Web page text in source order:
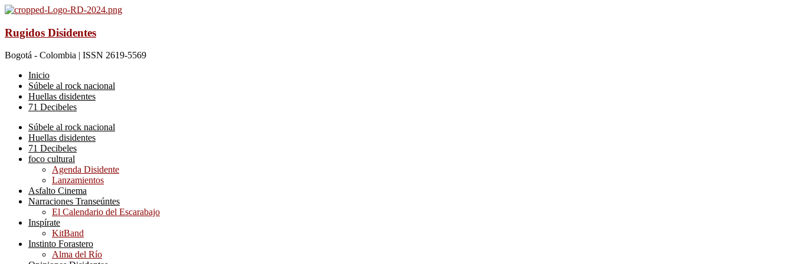
Rugidos Disidentes
Bogotá - Colombia | ISSN 2619-5569
Inicio
Súbele al rock nacional
Huellas disidentes
71 Decibeles
Súbele al rock nacional
Huellas disidentes
71 Decibeles
foco cultural
Agenda Disidente
Lanzamientos
Asfalto Cinema
Narraciones Transeúntes
El Calendario del Escarabajo
Inspírate
KitBand
Instinto Forastero
Alma del Río